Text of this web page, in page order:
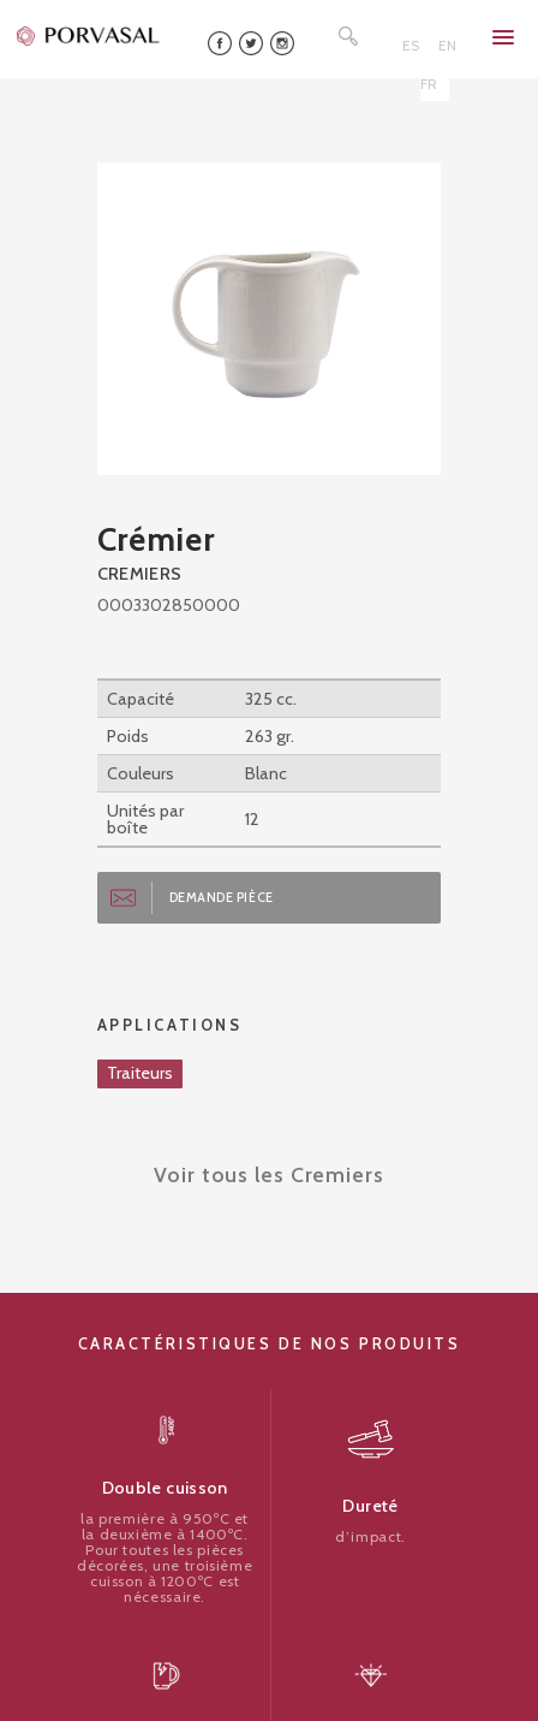
to
ES EN
FR
Crémier
CREMIERS
0003302850000
Capacité
325 cc.
Poids
263 gr.
Couleurs
Blanc
Unités par
boîte 12
DEMANDE PIÈCE
APPLICATIONS
Traiteurs
Voir tous les Cremiers
CARACTÉRISTIQUES DE NOS PRODUITS
Double cuisson
la première à 950ºC et
la deuxième à 1400ºC.
Pour toutes les pièces
décorées, une troisième
cuisson à 1200ºC est
nécessaire.
Dureté
d’impact.